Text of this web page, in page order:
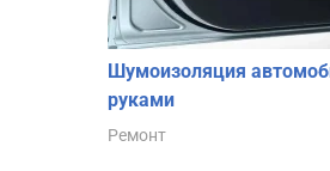
Шумоизоляция
руками
Ремонт